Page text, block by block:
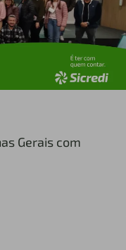
Gerais com